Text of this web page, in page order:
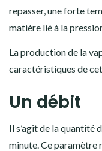
repasser, une forte
matière lié à la
La production de la
caractéristiques de
Un débit
Il s’agit de la quantité
minute. Ce paramètre